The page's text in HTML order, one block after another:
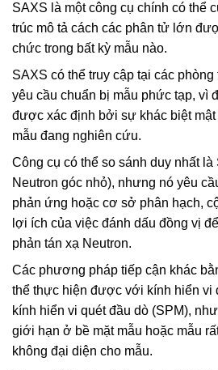
SAXS là một công cụ chính có thể
trúc mô tả cách các phân tử lớn
chức trong bất kỳ mẫu nào.
SAXS có thể truy cập tại các
yêu cầu chuẩn bị mẫu phức tạp, vì
được xác định bởi sự khác biệt
mẫu đang nghiên cứu.
Công cụ có thể so sánh duy nhất là
Neutron góc nhỏ), nhưng nó yêu
phản ứng hoặc cơ sở phân hạch,
lợi ích của việc đánh dấu đồng vị
phản tán xạ Neutron.
Các phương pháp tiếp cận khác
thể thực hiện được với kính hiển vi
kính hiển vi quét đầu dò (SPM),
giới hạn ở bề mặt mẫu hoặc mẫu
không đại diện cho mẫu.